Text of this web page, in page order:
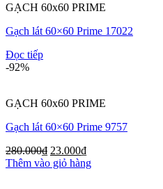
GẠCH 60x60 PRIME
Gạch lát 60×60 Prime 17022
Đọc tiếp
-92%
GẠCH 60x60 PRIME
Gạch lát 60×60 Prime 9757
280.000₫ 23.000₫
Thêm vào giỏ hàng